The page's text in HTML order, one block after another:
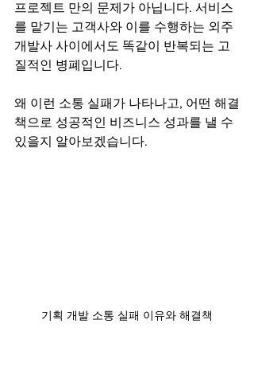
프로젝트 만의 문제가 아닙니다. 서비스
를 맡기는 고객사와 이를 수행하는 외주
개발사 사이에서도 똑같이 반복되는 고
질적인 병폐입니다.
왜 이런 소통 실패가 나타나고, 어떤 해결
책으로 성공적인 비즈니스 성과를 낼 수
있을지 알아보겠습니다.
기획 개발 소통 실패 이유와 해결책